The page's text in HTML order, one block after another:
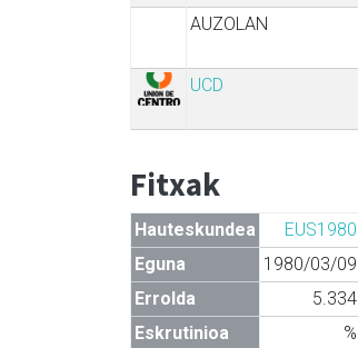
AUZOLAN
UCD
Fitxak
Hauteskundea EUS1980
Eguna
1980/03/09
Errolda
5.334
Eskrutinioa
%